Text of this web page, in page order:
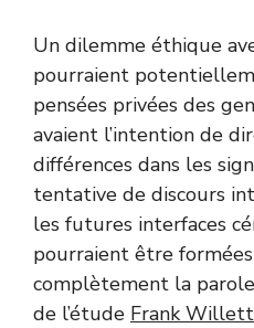
Un dilemme éthique
pourraient
pensées privées des
avaient l’intention de
différences dans les
tentative de discours
les futures interfaces
pourraient être
complètement la
de l’étude Frank Willett